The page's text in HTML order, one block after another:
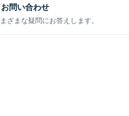
問い合わせ
ざまな疑問にお答えします。